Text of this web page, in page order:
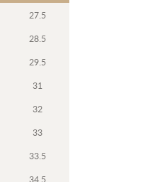
27.5
28.5
29.5
31
32
33
33.5
34.5